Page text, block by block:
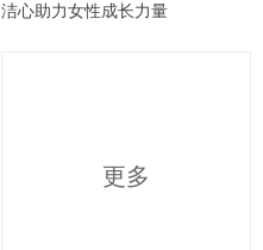
洁心助力女性成长力量
更多